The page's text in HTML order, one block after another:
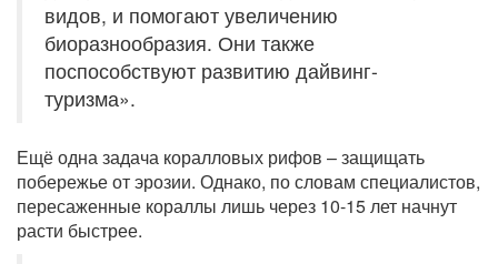
видов, и помогают увеличению
биоразнообразия. Они также
поспособствуют развитию дайвинг-
туризма».
Ещё одна задача коралловых рифов – защищать
побережье от эрозии. Однако, по словам специалистов,
пересаженные кораллы лишь через 10-15 лет начнут
расти быстрее.